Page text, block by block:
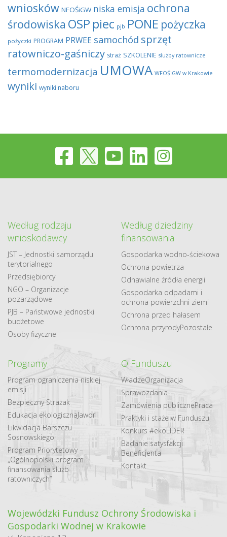
wniosków NFOŚiGW niska emisja ochrona
środowiska OSP piec pjb PONE pożyczka
pożyczki PROGRAM PRWEE samochód sprzęt
ratowniczo-gaśniczy straż SZKOLENIE służby ratownicze
termomodernizacja UMOWA WFOŚiGW w Krakowie
wyniki wyniki naboru
Według rodzaju
wnioskodawcy
JST – Jednostki samorządu
terytorialnego
Przedsiębiorcy
NGO – Organizacje
pozarządowe
PJB – Państwowe jednostki
budżetowe
Osoby fizyczne
Według dziedziny
finansowania
Gospodarka​ wodno​-ściekowa
Ochrona powietrza
Odnawialne​ źródła​ energii
Gospodarka odpadami i
ochrona powierzchni ziemi
Ochrona przed hałasem
Ochrona przyrodyPozostałe
Programy
Program ograniczenia niskiej
emisji
Bezpieczny Strażak
Edukacja ekologicznaJawor
Likwidacja Barszczu
Sosnowskiego
Program Priorytetowy –
„Ogólnopolski program
finansowania służb
ratowniczych”
O Funduszu
WładzeOrganizacja
Sprawozdania
Zamówienia publicznePraca
Praktyki i staże w Funduszu
Konkurs #ekoLIDER
Badanie satysfakcji
Beneficjenta
Kontakt
Wojewódzki Fundusz Ochrony Środowiska i
Gospodarki Wodnej w Krakowie